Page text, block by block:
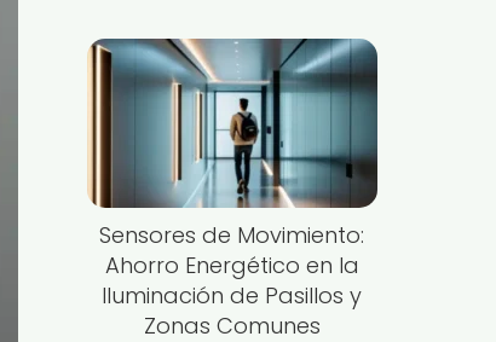
Sensores de Movimiento:
Ahorro Energético en la
Iluminación de Pasillos y
Zonas Comunes